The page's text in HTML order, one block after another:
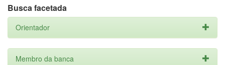
Busca facetada
Orientador
Membro da banca